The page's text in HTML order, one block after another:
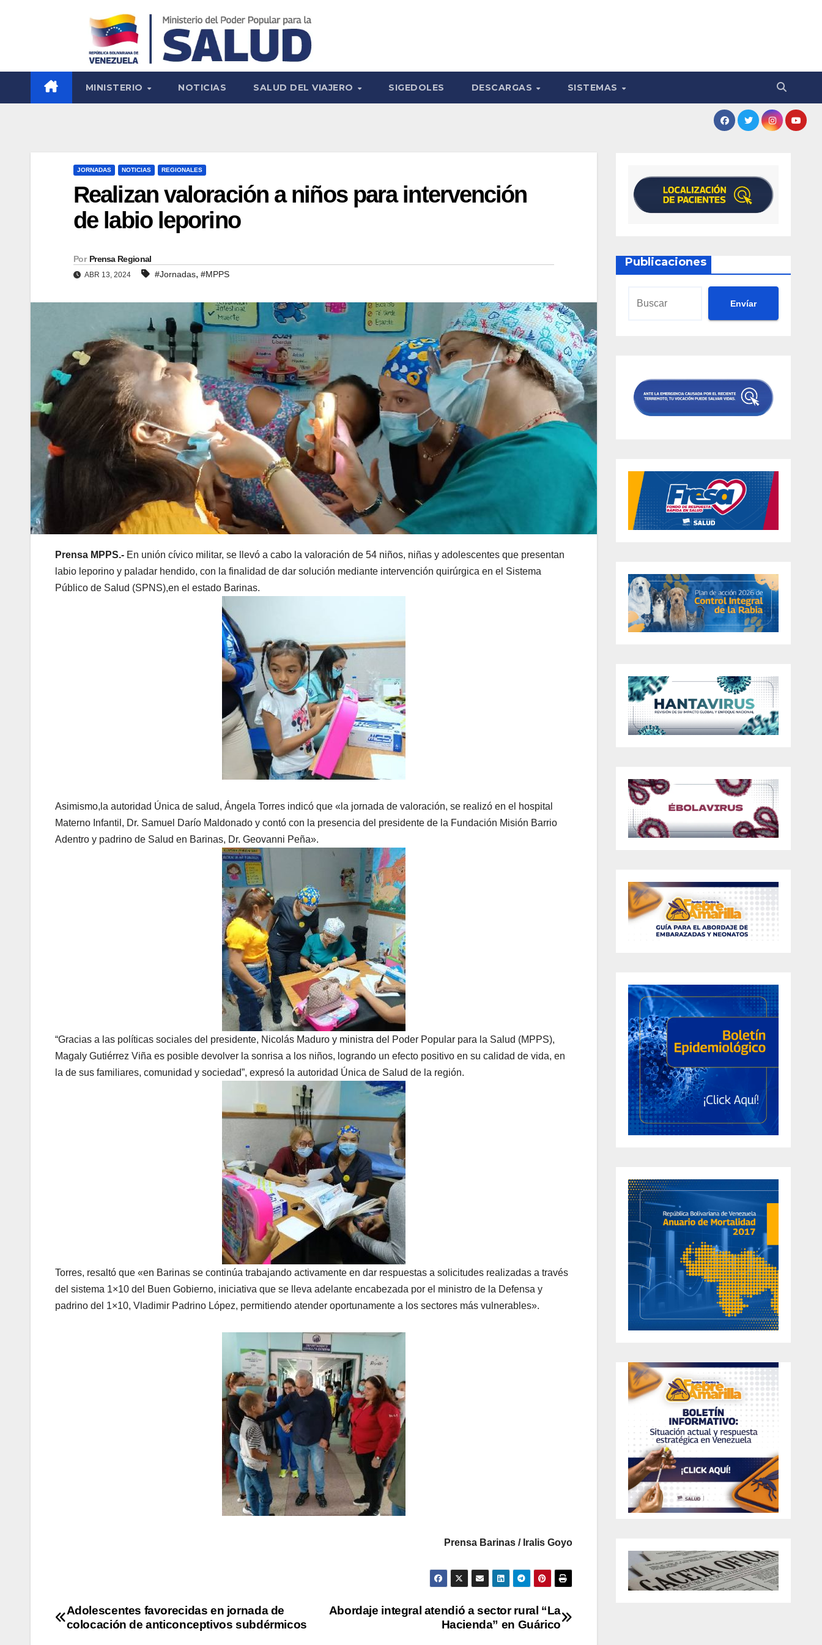
MINISTERIO NOTICIAS SALUD DEL VIAJERO SIGEDOLES DESCARGAS SISTEMAS
JORNADAS NOTICIAS REGIONALES
Realizan valoración a niños para intervención
de labio leporino
Por Prensa Regional
ABR 13, 2024 #Jornadas, #MPPS
Prensa MPPS.- En unión cívico militar, se llevó a cabo la valoración de 54 niños, niñas y adolescentes que presentan
labio leporino y paladar hendido, con la finalidad de dar solución mediante intervención quirúrgica en el Sistema
Público de Salud (SPNS),en el estado Barinas.
Asimismo,la autoridad Única de salud, Ángela Torres indicó que «la jornada de valoración, se realizó en el hospital
Materno Infantil, Dr. Samuel Darío Maldonado y contó con la presencia del presidente de la Fundación Misión Barrio
Adentro y padrino de Salud en Barinas, Dr. Geovanni Peña».
“Gracias a las políticas sociales del presidente, Nicolás Maduro y ministra del Poder Popular para la Salud (MPPS),
Magaly Gutiérrez Viña es posible devolver la sonrisa a los niños, logrando un efecto positivo en su calidad de vida, en
la de sus familiares, comunidad y sociedad”, expresó la autoridad Única de Salud de la región.
Torres, resaltó que «en Barinas se continúa trabajando activamente en dar respuestas a solicitudes realizadas a través
del sistema 1×10 del Buen Gobierno, iniciativa que se lleva adelante encabezada por el ministro de la Defensa y
padrino del 1×10, Vladimir Padrino López, permitiendo atender oportunamente a los sectores más vulnerables».
Prensa Barinas / Iralis Goyo
Abordaje integral atendió a sector rural “La
Hacienda” en Guárico
Adolescentes favorecidas en jornada de
colocación de anticonceptivos subdérmicos
Publicaciones
Envíar